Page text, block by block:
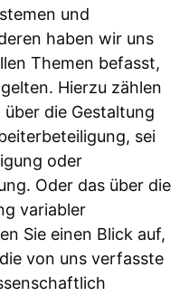
und
haben wir uns
Themen befasst,
Hierzu zählen
die Gestaltung
sei
oder
Oder das über die
variabler
Sie einen Blick auf,
von uns verfasste